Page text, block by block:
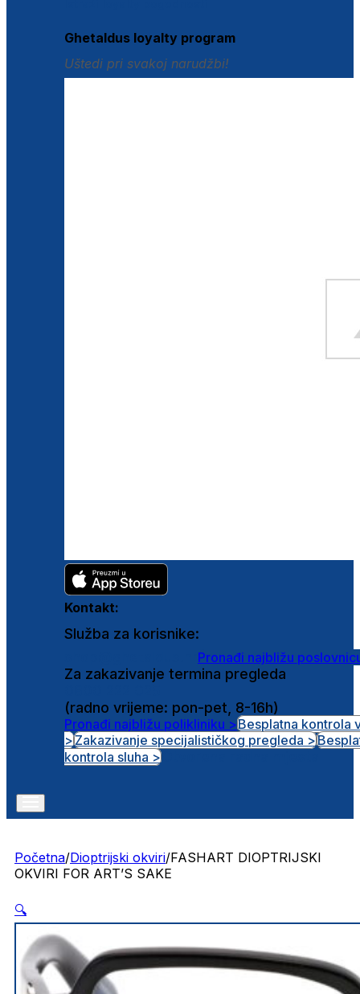
Ghetaldus loyalty program
Uštedi pri svakoj narudžbi!
Kontakt:
Služba za korisnike:
Pronađi najbližu
Za zakazivanje termina pregleda
(radno vrijeme: pon-pet, 8-16h)
Pronađi najbližu polikliniku >Besplatna kontrola
>Zakazivanje specijalističkog pregleda >
kontrola sluha >
Početna/Dioptrijski okviri/FASHART DIOPTRIJSKI
OKVIRI FOR ART’S SAKE
🔍